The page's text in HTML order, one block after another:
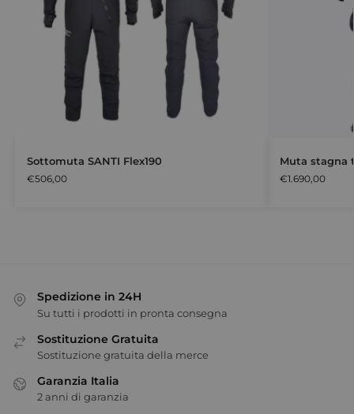
Sottomuta SANTI Flex190
€506,00
Muta stagna
€1.690,00
Spedizione in 24H
Su tutti i prodotti in pronta consegna
Sostituzione Gratuita
Sostituzione gratuita della merce
Garanzia Italia
2 anni di garanzia